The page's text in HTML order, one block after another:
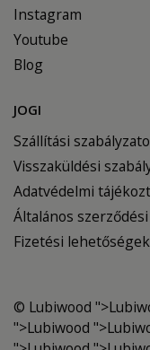
Instagram
Youtube
Blog
JOGI
Szállítási
Visszaküldési
Adatvédelmi
Általános
Fizetési lehetőségek
© Lubiwood ">
">Lubiwood